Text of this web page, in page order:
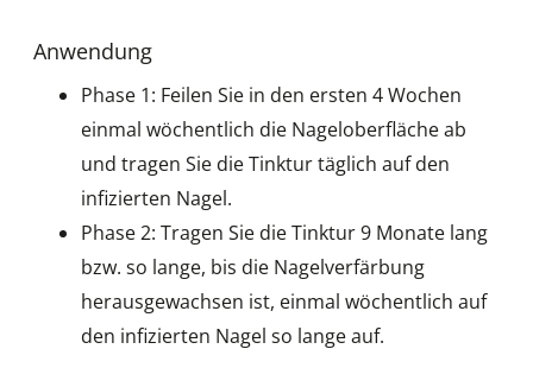
Anwendung
Phase 1: Feilen Sie in den ersten 4 Wochen
einmal wöchentlich die Nageloberfläche ab
und tragen Sie die Tinktur täglich auf den
infizierten Nagel.
Phase 2: Tragen Sie die Tinktur 9 Monate lang
bzw. so lange, bis die Nagelverfärbung
herausgewachsen ist, einmal wöchentlich auf
den infizierten Nagel so lange auf.